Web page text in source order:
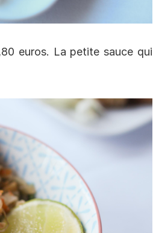
euros. La petite sauce qui